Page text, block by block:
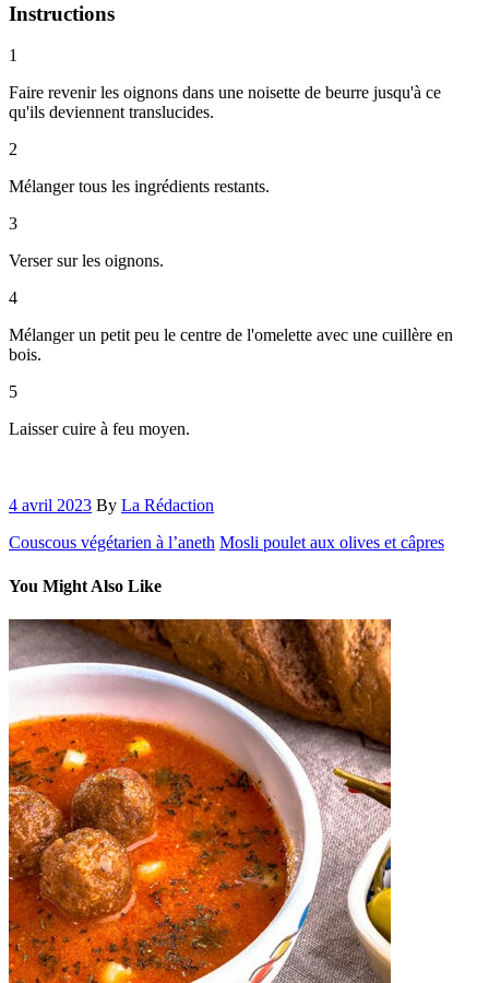
Instructions
1
Faire revenir les oignons dans une noisette de beurre jusqu'à ce
qu'ils deviennent translucides.
2
Mélanger tous les ingrédients restants.
3
Verser sur les oignons.
4
Mélanger un petit peu le centre de l'omelette avec une cuillère en
bois.
5
Laisser cuire à feu moyen.
4 avril 2023 By La Rédaction
Couscous végétarien à l’aneth Mosli poulet aux olives et câpres
You Might Also Like